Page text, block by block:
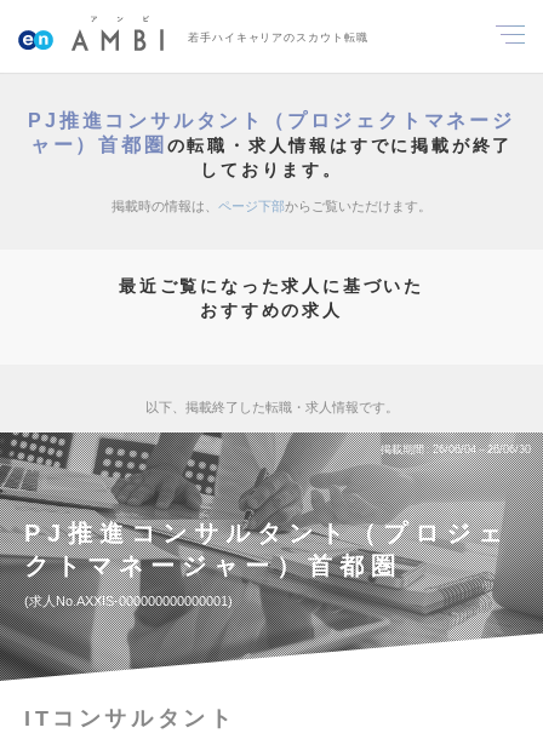
若手ハイキャリアのスカウト転職
PJ推進コンサルタント（プロジェクトマネージ
ャー）首都圏 の転職・求人情報はすでに掲載が終了
しております。
掲載時の情報は、 ページ下部からご覧いただけます。
最近ご覧になった求人に基づいた
おすすめの求人
以下、掲載終了した転職・求人情報です。
掲載期間 26/06/04～26/06/30
PJ推進コンサルタント（プロジェ
クトマネージャー）首都圏
求人No.AXXIS-000000000000001
ITコンサルタント